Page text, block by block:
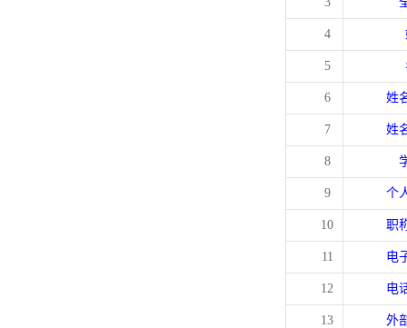
4
5
6 姓
7 姓
8
9 个
10 职
11 电
12 电
13 外